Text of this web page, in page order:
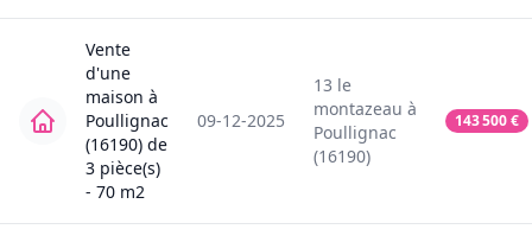
Vente
d'une
maison à
Poullignac
(16190) de
3 pièce(s)
- 70 m2
09-12-2025
13 le
montazeau à
Poullignac
(16190)
143 500€